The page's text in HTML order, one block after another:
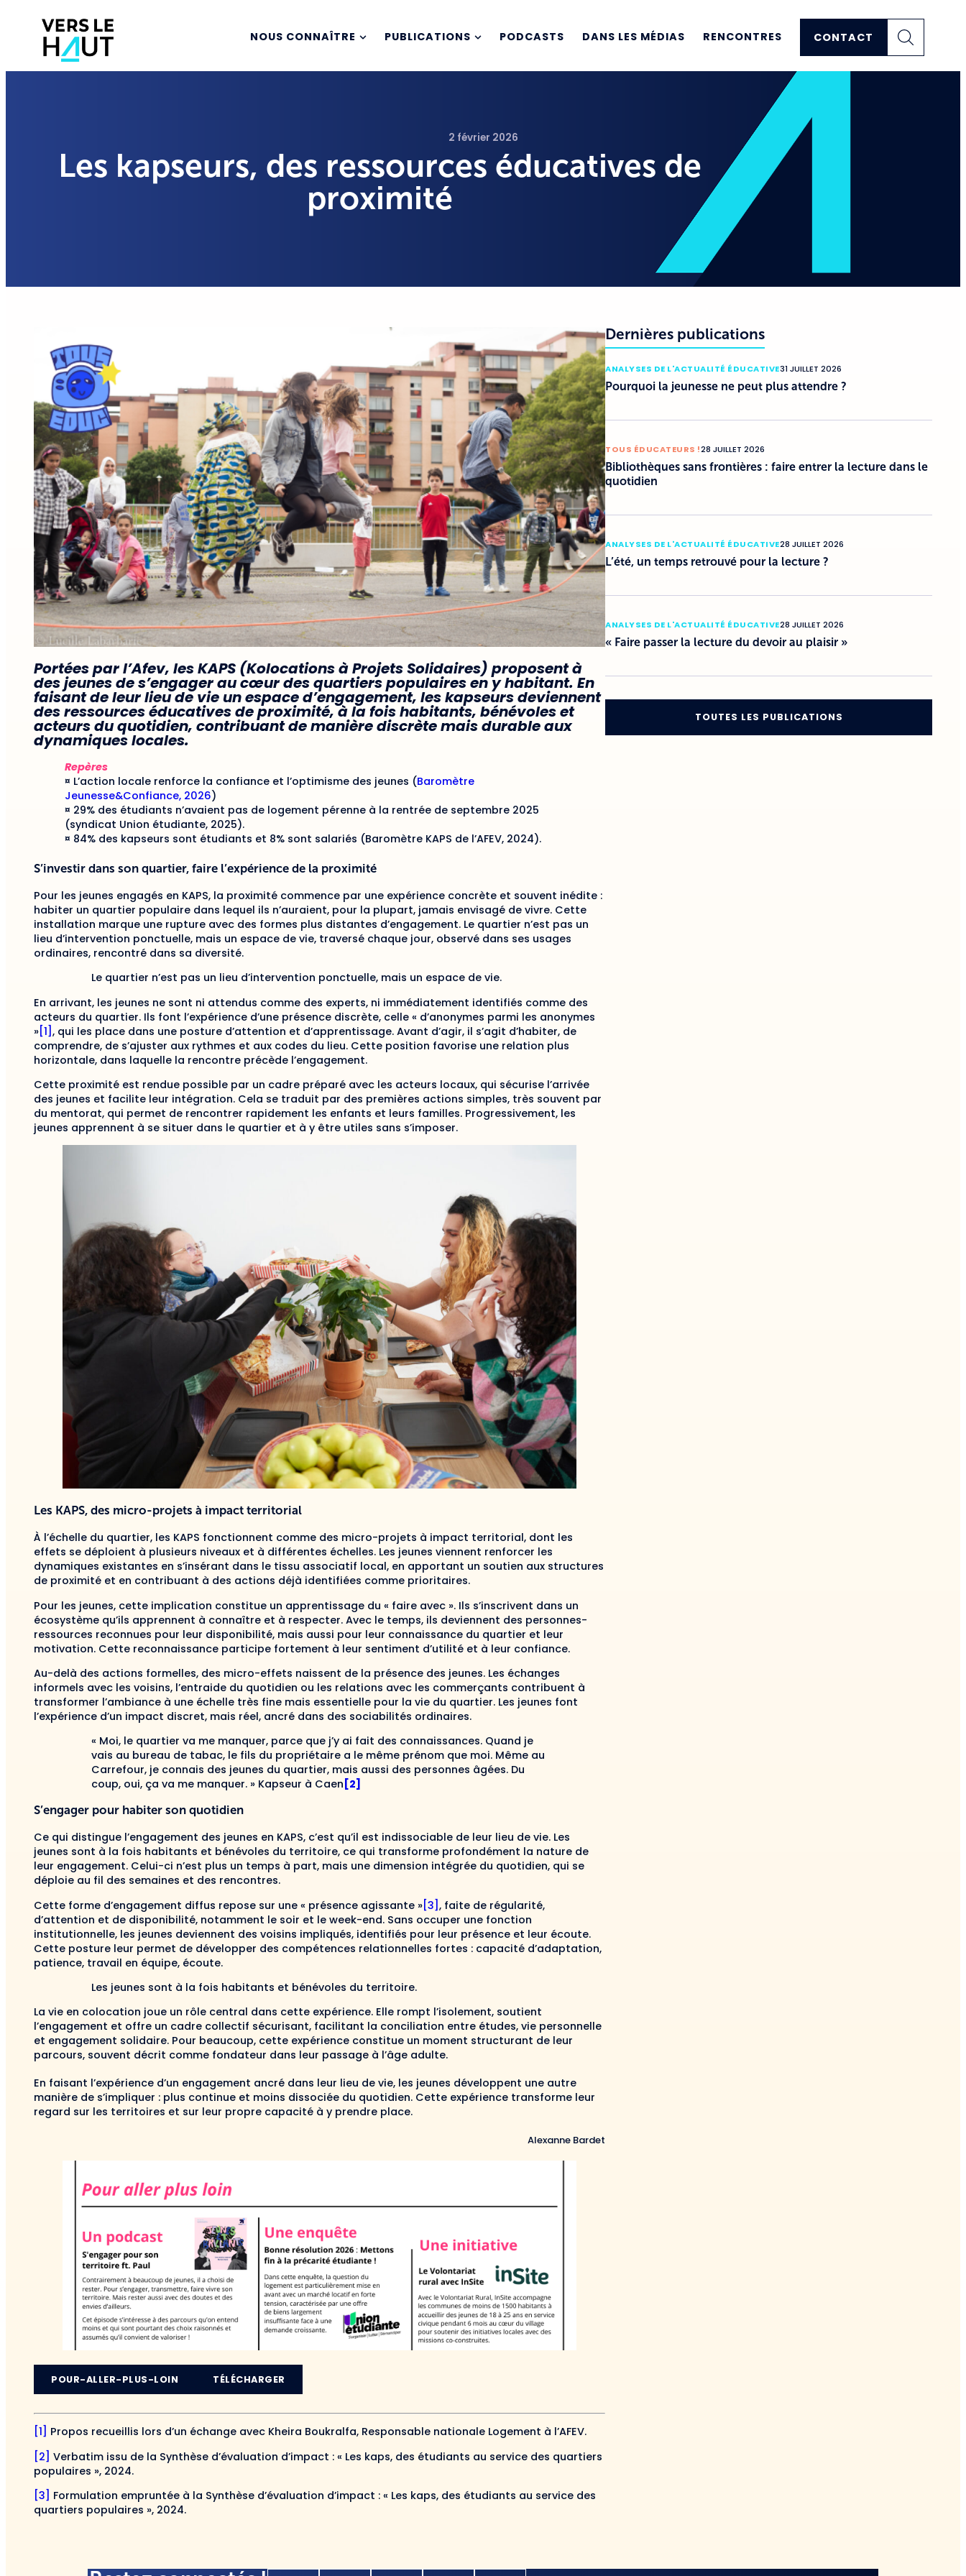
NOUS CONNAÎTRE PUBLICATIONS PODCASTS DANS LES MÉDIAS RENCONTRES CONTACT
2 février 2026
Les kapseurs, des ressources éducatives de
proximité
Portées par l’Afev, les KAPS (Kolocations à Projets Solidaires) proposent à
des jeunes de s’engager au cœur des quartiers populaires en y habitant. En
faisant de leur lieu de vie un espace d’engagement, les kapseurs deviennent
des ressources éducatives de proximité, à la fois habitants, bénévoles et
acteurs du quotidien, contribuant de manière discrète mais durable aux
dynamiques locales.
Repères
¤ L’action locale renforce la confiance et l’optimisme des jeunes (Baromètre
Jeunesse&Confiance, 2026)
¤ 29% des étudiants n’avaient pas de logement pérenne à la rentrée de septembre 2025
(syndicat Union étudiante, 2025).
¤ 84% des kapseurs sont étudiants et 8% sont salariés (Baromètre KAPS de l’AFEV, 2024).
S’investir dans son quartier, faire l’expérience de la proximité
Pour les jeunes engagés en KAPS, la proximité commence par une expérience concrète et souvent inédite :
habiter un quartier populaire dans lequel ils n’auraient, pour la plupart, jamais envisagé de vivre. Cette
installation marque une rupture avec des formes plus distantes d’engagement. Le quartier n’est pas un
lieu d’intervention ponctuelle, mais un espace de vie, traversé chaque jour, observé dans ses usages
ordinaires, rencontré dans sa diversité.
Le quartier n’est pas un lieu d’intervention ponctuelle, mais un espace de vie.
En arrivant, les jeunes ne sont ni attendus comme des experts, ni immédiatement identifiés comme des
acteurs du quartier. Ils font l’expérience d’une présence discrète, celle « d’anonymes parmi les anonymes
»[1] , qui les place dans une posture d’attention et d’apprentissage. Avant d’agir, il s’agit d’habiter, de
comprendre, de s’ajuster aux rythmes et aux codes du lieu. Cette position favorise une relation plus
horizontale, dans laquelle la rencontre précède l’engagement.
Cette proximité est rendue possible par un cadre préparé avec les acteurs locaux, qui sécurise l’arrivée
des jeunes et facilite leur intégration. Cela se traduit par des premières actions simples, très souvent par
du mentorat, qui permet de rencontrer rapidement les enfants et leurs familles. Progressivement, les
jeunes apprennent à se situer dans le quartier et à y être utiles sans s’imposer.
Les KAPS, des micro-projets à impact territorial
À l’échelle du quartier, les KAPS fonctionnent comme des micro-projets à impact territorial, dont les
effets se déploient à plusieurs niveaux et à différentes échelles. Les jeunes viennent renforcer les
dynamiques existantes en s’insérant dans le tissu associatif local, en apportant un soutien aux structures
de proximité et en contribuant à des actions déjà identifiées comme prioritaires.
Pour les jeunes, cette implication constitue un apprentissage du « faire avec ». Ils s’inscrivent dans un
écosystème qu’ils apprennent à connaître et à respecter. Avec le temps, ils deviennent des personnes-
ressources reconnues pour leur disponibilité, mais aussi pour leur connaissance du quartier et leur
motivation. Cette reconnaissance participe fortement à leur sentiment d’utilité et à leur confiance.
Au-delà des actions formelles, des micro-effets naissent de la présence des jeunes. Les échanges
informels avec les voisins, l’entraide du quotidien ou les relations avec les commerçants contribuent à
transformer l’ambiance à une échelle très fine mais essentielle pour la vie du quartier. Les jeunes font
l’expérience d’un impact discret, mais réel, ancré dans des sociabilités ordinaires.
« Moi, le quartier va me manquer, parce que j’y ai fait des connaissances. Quand je
vais au bureau de tabac, le fils du propriétaire a le même prénom que moi. Même au
Carrefour, je connais des jeunes du quartier, mais aussi des personnes âgées. Du
coup, oui, ça va me manquer. » Kapseur à Caen [2]
S’engager pour habiter son quotidien
Ce qui distingue l’engagement des jeunes en KAPS, c’est qu’il est indissociable de leur lieu de vie. Les
jeunes sont à la fois habitants et bénévoles du territoire, ce qui transforme profondément la nature de
leur engagement. Celui-ci n’est plus un temps à part, mais une dimension intégrée du quotidien, qui se
déploie au fil des semaines et des rencontres.
Cette forme d’engagement diffus repose sur une « présence agissante »[3] , faite de régularité,
d’attention et de disponibilité, notamment le soir et le week-end. Sans occuper une fonction
institutionnelle, les jeunes deviennent des voisins impliqués, identifiés pour leur présence et leur écoute.
Cette posture leur permet de développer des compétences relationnelles fortes : capacité d’adaptation,
patience, travail en équipe, écoute.
Les jeunes sont à la fois habitants et bénévoles du territoire.
La vie en colocation joue un rôle central dans cette expérience. Elle rompt l’isolement, soutient
l’engagement et offre un cadre collectif sécurisant, facilitant la conciliation entre études, vie personnelle
et engagement solidaire. Pour beaucoup, cette expérience constitue un moment structurant de leur
parcours, souvent décrit comme fondateur dans leur passage à l’âge adulte.
En faisant l’expérience d’un engagement ancré dans leur lieu de vie, les jeunes développent une autre
manière de s’impliquer : plus continue et moins dissociée du quotidien. Cette expérience transforme leur
regard sur les territoires et sur leur propre capacité à y prendre place.
Alexanne Bardet
POUR-ALLER-PLUS-LOIN TÉLÉCHARGER
[1] Propos recueillis lors d’un échange avec Kheira Boukralfa, Responsable nationale Logement à l’AFEV.
[2] Verbatim issu de la Synthèse d’évaluation d’impact : « Les kaps, des étudiants au service des quartiers
populaires », 2024.
[3] Formulation empruntée à la Synthèse d’évaluation d’impact : « Les kaps, des étudiants au service des
quartiers populaires », 2024.
Dernières publications
ANALYSES DE L'ACTUALITÉ ÉDUCATIVE31 JUILLET 2026
Pourquoi la jeunesse ne peut plus attendre ?
TOUS ÉDUCATEURS !28 JUILLET 2026
Bibliothèques sans frontières : faire entrer la lecture dans le
quotidien
ANALYSES DE L'ACTUALITÉ ÉDUCATIVE28 JUILLET 2026
L’été, un temps retrouvé pour la lecture ?
ANALYSES DE L'ACTUALITÉ ÉDUCATIVE28 JUILLET 2026
« Faire passer la lecture du devoir au plaisir »
TOUTES LES PUBLICATIONS